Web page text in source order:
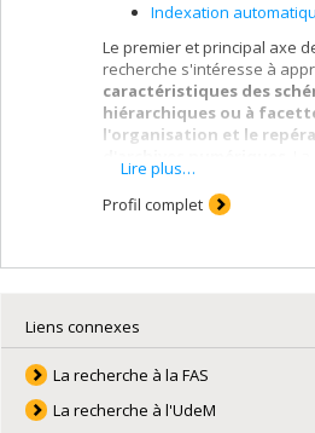
Indexation
Le premier et principal axe
recherche s'intéresse à
caractéristiques des
hiérarchiques ou à
l'organisation et le
de principes classificatoires
un besoin qui demeure
archivistique soit la
mais aussi satisfaisants
connaissances et des
spécifiques et évolutifs.
Le deuxième axe de mon
porte sur latypologie des
Lire plus…
Profil complet
Liens connexes
La recherche à la FAS
La recherche à l'UdeM